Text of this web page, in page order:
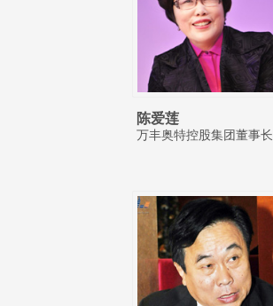
陈爱莲
万丰奥特控股集团董事长